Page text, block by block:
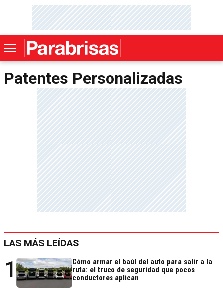
Patentes Personalizadas
LAS MÁS LEÍDAS
1
Cómo armar el baúl del auto para salir a la
ruta: el truco de seguridad que pocos
conductores aplican